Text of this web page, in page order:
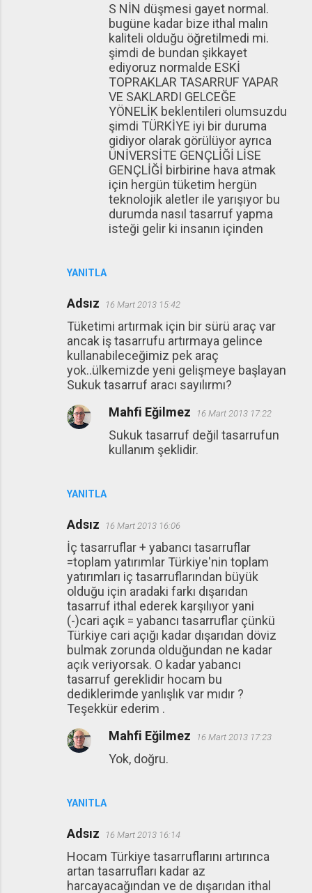
YANITLA
S NİN düşmesi gayet normal.
bugüne kadar bize ithal malın
kaliteli olduğu öğretilmedi mi.
şimdi de bundan şikkayet
ediyoruz normalde ESKİ
TOPRAKLAR TASARRUF YAPAR
VE SAKLARDI GELCEĞE
YÖNELİK beklentileri olumsuzdu
şimdi TÜRKİYE iyi bir duruma
gidiyor olarak görülüyor ayrıca
ÜNİVERSİTE GENÇLİĞİ LİSE
GENÇLİĞİ birbirine hava atmak
için hergün tüketim hergün
teknolojik aletler ile yarışıyor bu
durumda nasıl tasarruf yapma
isteği gelir ki insanın içinden
Adsız 16 Mart 2013 15:42
Tüketimi artırmak için bir sürü araç var
ancak iş tasarrufu artırmaya gelince
kullanabileceğimiz pek araç
yok..ülkemizde yeni gelişmeye başlayan
Sukuk tasarruf aracı sayılırmı?
YANITLA
Mahfi Eğilmez 16 Mart 2013 17:22
Sukuk tasarruf değil tasarrufun
kullanım şeklidir.
Adsız 16 Mart 2013 16:06
İç tasarruflar + yabancı tasarruflar
=toplam yatırımlar Türkiye'nin toplam
yatırımları iç tasarruflarından büyük
olduğu için aradaki farkı dışarıdan
tasarruf ithal ederek karşılıyor yani
(-)cari açık = yabancı tasarruflar çünkü
Türkiye cari açığı kadar dışarıdan döviz
bulmak zorunda olduğundan ne kadar
açık veriyorsak. O kadar yabancı
tasarruf gereklidir hocam bu
dediklerimde yanlışlık var mıdır ?
Teşekkür ederim .
YANITLA
Mahfi Eğilmez 16 Mart 2013 17:23
Yok, doğru.
Adsız 16 Mart 2013 16:14
Hocam Türkiye tasarruflarını artırınca
artan tasarrufları kadar az
harcayacağından ve de dışarıdan ithal